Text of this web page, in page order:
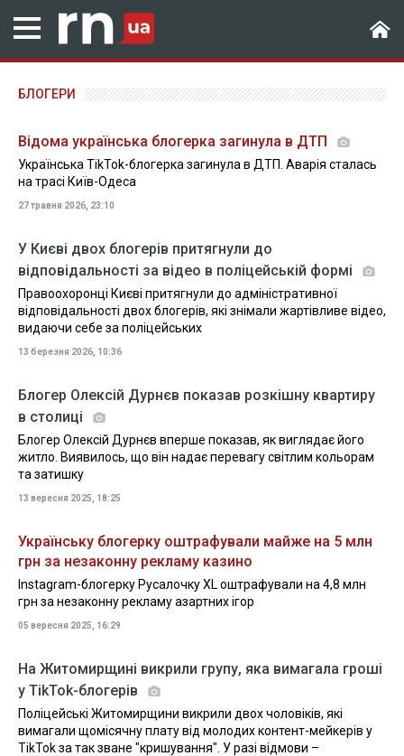
БЛОГЕРИ
Відома українська блогерка загинула в ДТП
Українська TikTok-блогерка загинула в ДТП. Аварія сталась
на трасі Київ-Одеса
27 травня 2026, 23:10
У Києві двох блогерів притягнули до
відповідальності за відео в поліцейській формі
Правоохоронці Києві притягнули до адміністративної
відповідальності двох блогерів, які знімали жартівливе відео,
видаючи себе за поліцейських
13 березня 2026, 10:36
Блогер Олексій Дурнєв показав розкішну квартиру
в столиці
Блогер Олексій Дурнєв вперше показав, як виглядає його
житло. Виявилось, що він надає перевагу світлим кольорам
та затишку
13 вересня 2025, 18:25
Українську блогерку оштрафували майже на 5 млн
грн за незаконну рекламу казино
Instagram-блогерку Русалочку XL оштрафували на 4,8 млн
грн за незаконну рекламу азартних ігор
05 вересня 2025, 16:29
На Житомирщині викрили групу, яка вимагала гроші
у TikTok-блогерів
Поліцейські Житомирщини викрили двох чоловіків, які
вимагали щомісячну плату від молодих контент-мейкерів у
TikTok за так зване "кришування". У разі відмови –